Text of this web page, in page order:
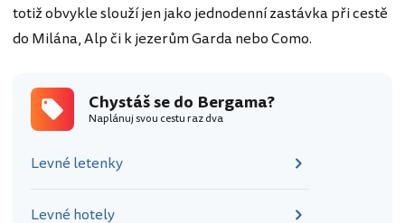
totiž obvykle slouží jen jako jednodenní zastávka při cestě
do Milána, Alp či k jezerům Garda nebo Como.
Chystáš se do Bergama?
Naplánuj svou cestu raz dva
Levné letenky
Levné hotely